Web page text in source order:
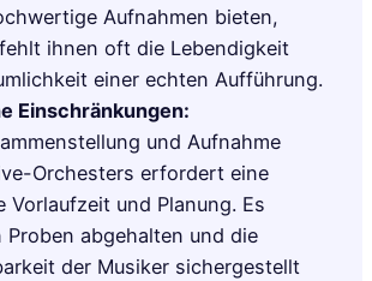
Aufnahmen bieten,
ihnen oft die Lebendigkeit
einer echten Aufführung.
Einschränkungen:
und Aufnahme
Orchesters erfordert eine
Vorlaufzeit und Planung. Es
Proben abgehalten und die
der Musiker sichergestellt